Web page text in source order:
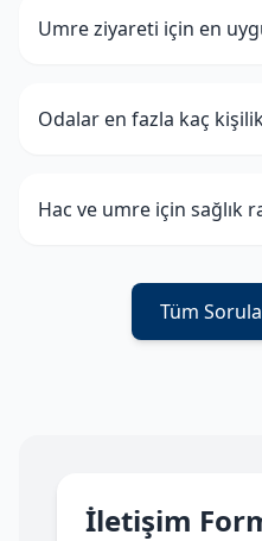
Umre ziyareti için en
Odalar en fazla kaç
Hac ve umre için sağlık
Tüm
İletişim